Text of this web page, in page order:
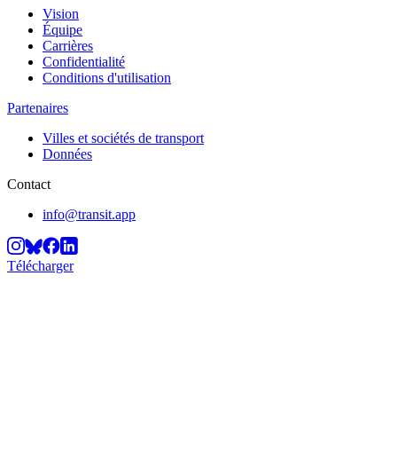
Vision
Équipe
Carrières
Confidentialité
Conditions d'utilisation
Partenaires
Villes et sociétés de transport
Données
Contact
info@transit.app
Télécharger